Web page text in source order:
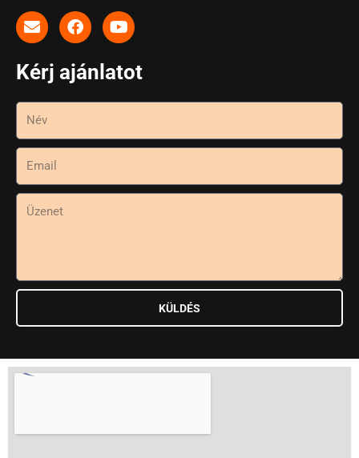
Kérj ajánlatot
KÜLDÉS